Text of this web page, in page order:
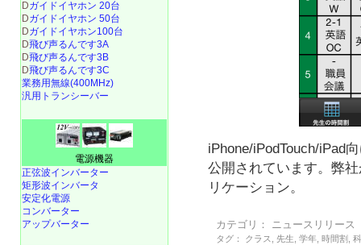
iPhone/iPodTouch/iPad
公開されています。弊
リケーション。
カテゴリ： ニュースリリース
タグ： クラス ,先生 ,学年 時間割 ,
Dガイドイヤホン 20台
Dガイドイヤホン 50台
Dガイドイヤホン100台
D飛び声るんです3A
D飛び声るんです3B
D飛び声るんです3C
業務用無線(400MHz)
汎用トランシーバー
電源機器
正弦波インバーター
矩形波インバータ
安定化電源
コンバーター
アップバーター